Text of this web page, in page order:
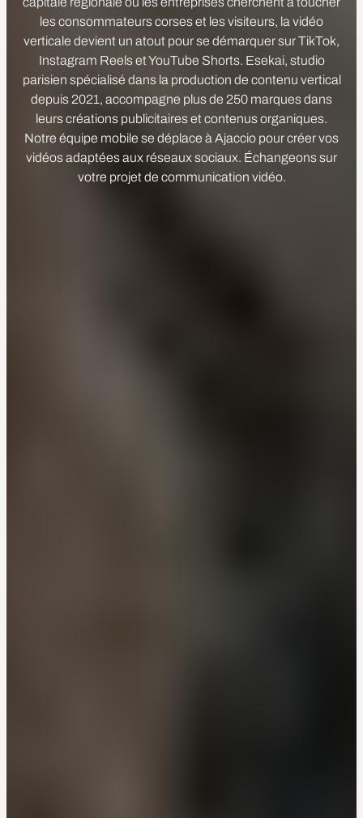
les consommateurs corses et les visiteurs, la vidéo
verticale devient un atout pour se démarquer sur TikTok,
Instagram Reels et YouTube Shorts. Esekai, studio
parisien spécialisé dans la production de contenu vertical
depuis 2021, accompagne plus de 250 marques dans
leurs créations publicitaires et contenus organiques.
Notre équipe mobile se déplace à Ajaccio pour créer vos
vidéos adaptées aux réseaux sociaux. Échangeons sur
votre projet de communication vidéo.